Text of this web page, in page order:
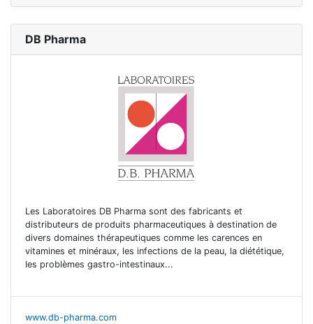
DB Pharma
Les Laboratoires DB Pharma sont des fabricants et
distributeurs de produits pharmaceutiques à destination de
divers domaines thérapeutiques comme les carences en
vitamines et minéraux, les infections de la peau, la diététique,
les problèmes gastro-intestinaux...
www.db-pharma.com